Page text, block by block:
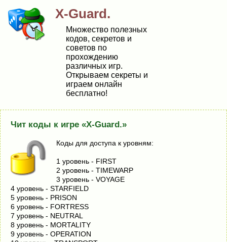
X-Guard.
Множество полезных
кодов, секретов и
советов по
прохождению
различных игр.
Открываем секреты и
играем онлайн
бесплатно!
Чит коды к игре «X-Guard.»
Коды для доступа к уровням:
1 уровень - FIRST
2 уровень - TIMEWARP
3 уровень - VOYAGE
4 уровень - STARFIELD
5 уровень - PRISON
6 уровень - FORTRESS
7 уровень - NEUTRAL
8 уровень - MORTALITY
9 уровень - OPERATION